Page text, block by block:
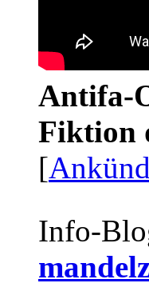
Antifa-
Fiktion
[
Info-